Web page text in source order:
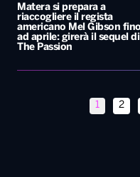
Matera si prepara a
riaccogliere il regista
americano Mel Gibson fino
ad aprile: girerà il sequel di
The Passion
1 2